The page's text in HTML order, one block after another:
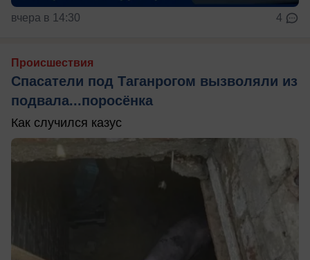
вчера в 14:30 4
Происшествия
Спасатели под Таганрогом вызволяли из
подвала...поросёнка
Как случился казус